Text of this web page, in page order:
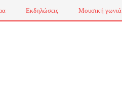
Εκδηλώσεις Μουσική γωνιά